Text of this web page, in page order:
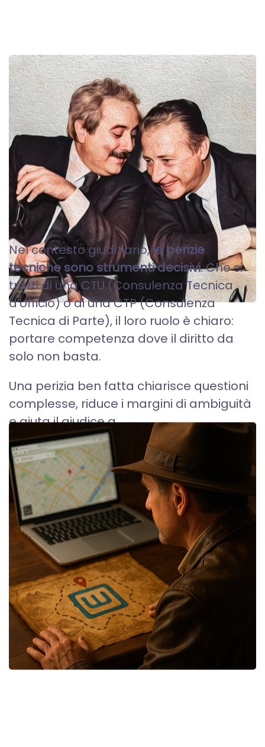
PERIZIE TECNICHE - CTU
CTP
Nel contesto giudiziario,le perizie
tecniche sono strumenti decisivi. Che si
tratti di una CTU (Consulenza Tecnica
d’Ufficio) o di una CTP (Consulenza
Tecnica di Parte), il loro ruolo è chiaro:
portare competenza dove il diritto da
solo non basta.
Una perizia ben fatta chiarisce questioni
complesse, riduce i margini di ambiguità
e aiuta il giudice a...
SCOPRI DI PIÙ